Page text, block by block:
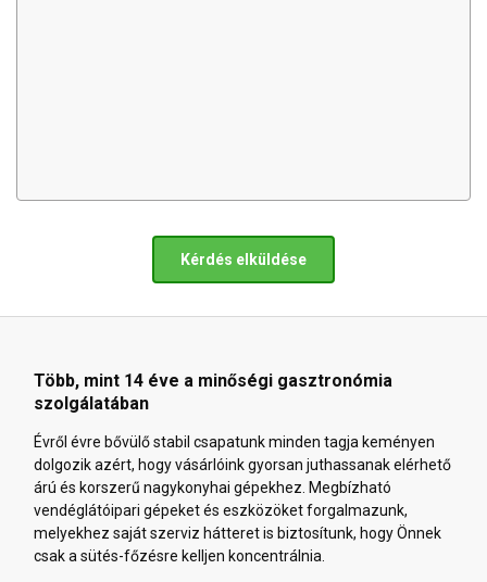
Kérdés elküldése
Több, mint 14 éve a minőségi gasztronómia
szolgálatában
Évről évre bővülő stabil csapatunk minden tagja keményen
dolgozik azért, hogy vásárlóink gyorsan juthassanak elérhető
árú és korszerű nagykonyhai gépekhez. Megbízható
vendéglátóipari gépeket és eszközöket forgalmazunk,
melyekhez saját szerviz hátteret is biztosítunk, hogy Önnek
csak a sütés-főzésre kelljen koncentrálnia.